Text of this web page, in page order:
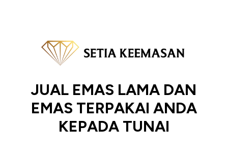
JUAL EMAS LAMA DAN
EMAS TERPAKAI ANDA
KEPADA TUNAI